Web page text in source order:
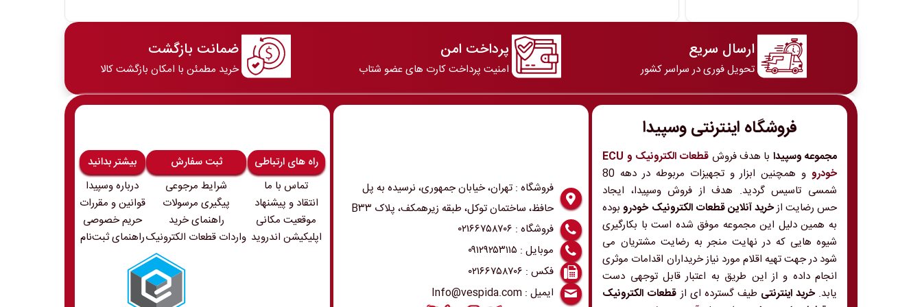
ارسال سریع
تحویل فوری در سراسر کشور
پرداخت امن
امنیت پرداخت کارت های عضو شتاب
ضمانت بازگشت
خرید مطمئن با امکان بازگشت کالا
فروشگاه اینترنتی وسپیدا
مجموعه وسپیدا با هدف فروش
قطعات الکترونیک و ECU
خودرو
و همچنین ابزار و تجهیزات مربوطه در دهه 80
شمسی تاسیس گردید. هدف از فروش وسپیدا، ایجاد
حس رضایت ازخرید آنلاین قطعات الکترونیک خودروبوده
به همین دلیل این مجموعه موفق شده است با بکارگیری
شیوه هایی که در نهایت منجر به رضایت مشتریان می
شود در جهت تهیه اقلام مورد نیاز خریداران اقدامات موثری
انجام داده و از این طریق به اعتبار قابل توجهی دست
یابد.خرید اینترنتی طیف گسترده ای از قطعات الکترونیک
فروشگاه : تهران، خیابان جمهوری، نرسیده به پل
حافظ، ساختمان توکل، طبقه زیرهمکف، پلاک B۳۳
فروشگاه : ۰۲۱۶۶۷۵۸۷۰۶
موبایل : ۰۹۱۲۹۲۵۳۱۱۵
فکس : ۰۲۱۶۶۷۵۸۷۰۶
ایمیل : Info@vespida.com
راه های ارتباطی
تماس با ما
انتقاد و پیشنهاد
موقعیت مکانی
اپلیکیشن اندروید
ثبت سفارش
شرایط مرجوعی
پیگیری مرسولات
راهنمای خرید
واردات قطعات الکترونیک
بیشتر بدانید
درباره وسپیدا
قوانین و مقررات
حریم خصوصی
راهنمای ثبت‌نام